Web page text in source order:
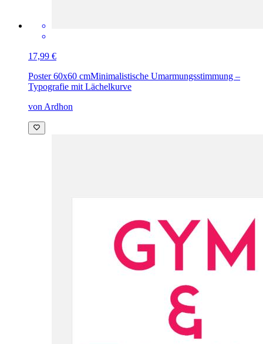
17,99 €
Poster 60x60 cmMinimalistische Umarmungsstimmung –
Typografie mit Lächelkurve
von Ardhon